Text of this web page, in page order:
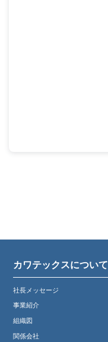
カワテックスについて
社長メッセージ
事業紹介
組織図
関係会社